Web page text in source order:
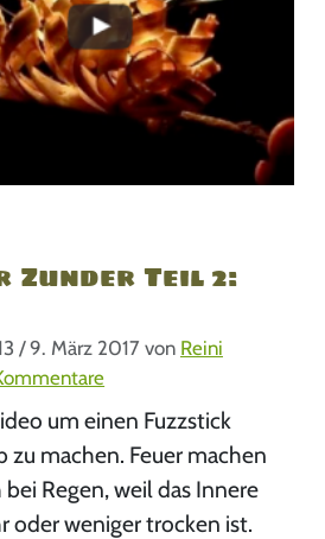
Zunder Teil 2:
/ 9. März 2017 von Reini
z
T
r
o
c
um einen Fuzzstick
zu machen. Feuer machen
Regen, weil das Innere
oder weniger trocken ist.